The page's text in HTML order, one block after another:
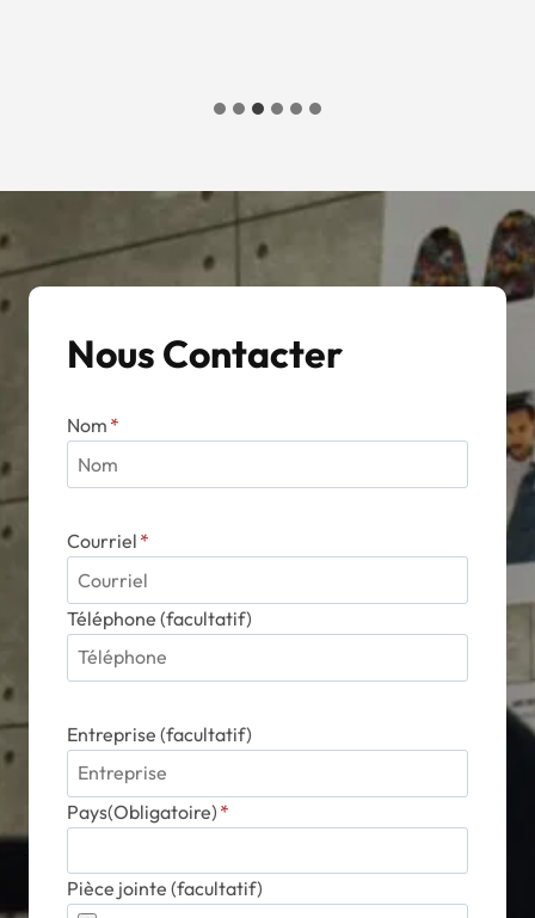
Nous Contacter
Nom *
Courriel *
Téléphone (facultatif)
Entreprise (facultatif)
Pays(Obligatoire) *
Pièce jointe (facultatif)